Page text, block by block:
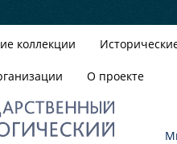
коллекции
О проекте